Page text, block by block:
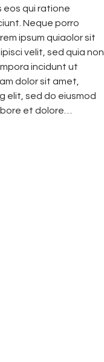
eos qui ratione
Neque porro
ipsum quiaolor sit
velit, sed quia non
incidunt ut
dolor sit amet,
elit, sed do eiusmod
et dolore…